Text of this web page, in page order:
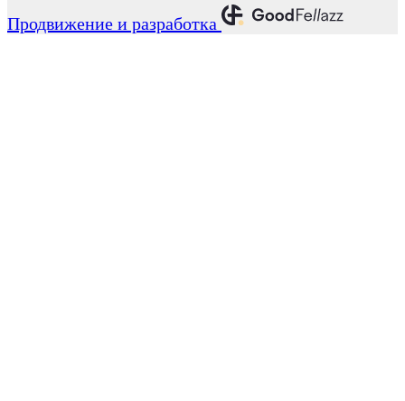
Продвижение и разработка